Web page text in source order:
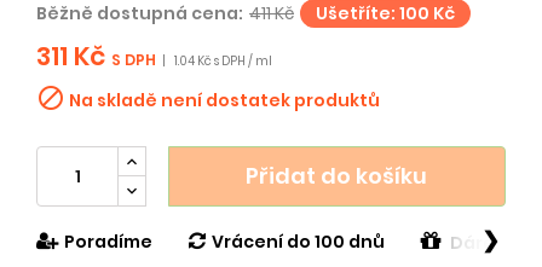
Běžně dostupná cena: 411 Kč Ušetříte: 100 Kč
311 Kč S DPH 1.04 Kč s DPH / ml
 Na skladě není dostatek produktů
Přidat do košíku
Poradíme Vrácení do 100 dnů Dárek v
❯